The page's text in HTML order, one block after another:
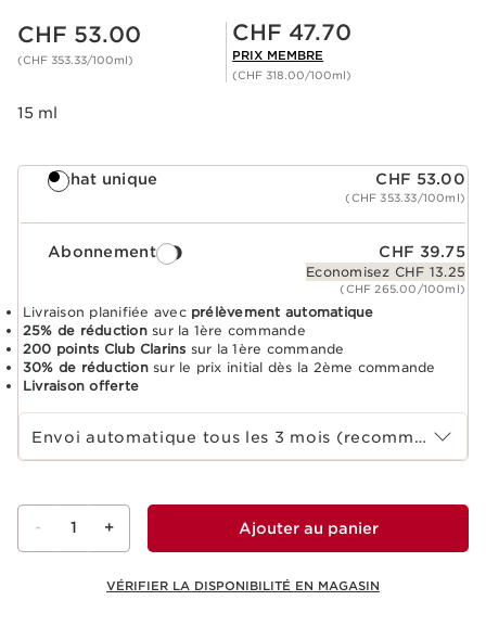
Nouveau prix CHF 53.00
CHF 53.00
(CHF 353.33/100ml)
Prix Sérénité CHF 47.70
CHF 47.70
PRIX MEMBRE
(CHF 318.00/100ml)
15 ml
Achat unique CHF 53.00
(CHF 353.33/100ml)
Abonnement CHF 39.75
Economisez CHF 13.25
(CHF 265.00/100ml)
Livraison planifiée avec prélèvement automatique
25% de réduction sur la 1ère commande
200 points Club Clarins sur la 1ère commande
30% de réductionsur le prix initial dès la 2ème commande
Livraison offerte
Sélectionnez la durée de l'abonnement
Envoi automatique tous les 3 mois (recommandé)
- 1 + Ajouter au panier
VÉRIFIER LA DISPONIBILITÉ EN MAGASIN